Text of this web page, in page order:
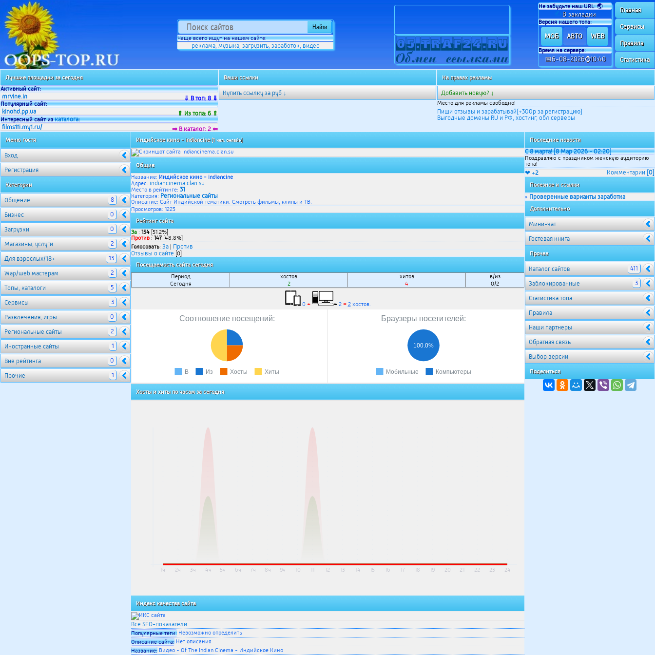
Чаще всего ищут на нашем сайте:
реклама, музыка, загрузить, заработок, видео
Не забудьте наш URL:🌏
✍ В закладки
Версия нашего топа:
МОБ АВТО WEB
Время на сервере:
📅6-08-2026⌚10:40
Главная
Сервисы
Правила
Статистика
Лучшие площадки за сегодня
Активный сайт:
mrvine.in ⇓ В топ: 8 ⇓
Популярный сайт:
kinohd.pp.ua ⇑ Из топа: 6 ⇑
Интересный сайт изкаталога:
films1ti.my1.ru/ ⇒ В каталог: 2 ⇐
Ваши ссылки
Купить ссылку за руб ↓
На правах рекламы
Добавить новую? ↓
Место для рекламы свободно!
Пиши отзывы и зарабатывай(+300р за регистрацию)
Выгодные домены RU и РФ, хостинг, обл.серверы
Меню гостя
Вход
Регистрация
Категории
Общение 8
Бизнес 0
Загрузки 0
Магазины, услуги 2
Для взрослых/18+ 13
Wap/web мастерам 2
Топы, каталоги 5
Сервисы 3
Развлечения, игры 0
Региональные сайты 2
Иностранные сайты 1
Вне рейтинга 0
Прочие 1
Индийское кино - indiancine [1 чел. онлайн]
Общие
Название: Индийское кино - indiancine
Адрес: indiancinema.clan.su
Место в рейтинге: 31
Категория: Региональные сайты
Описание: Сайт Индийской тематики. Смотреть фильмы, клипы и ТВ.
Просмотров: 1223
Рейтинг сайта
За : 154 [51.2%]
Против : 147 [48.8%]
Голосовать: За | Против
Отзывы о сайте [0]
Посещаемость сайта сегодня
Период
хостов хитов
в/из
Сегодня
2 4 0/2
0 + 2 = 2хостов.
Соотношение посещений:
В Из Хосты Хиты
100.0%
Браузеры посетителей:
Мобильные Компьютеры
Хосты и хиты по часам за сегодня
1ч 2ч 3ч 4ч 5ч 6ч 7ч 8ч 9ч 10 11 12 13 14 15 16 17 18 19 20 21 22 23 24
Индекс качества сайта
Все SEO-показатели
Популярные теги: Невозможно определить
Описание сайта: Нет описания
Название: Видео - Of The Indian Cinema - Индийское Кино
Последние новости
С 8 марта! [8 Мар 2026 - 02:20]
Поздравляю с праздником женскую аудиторию
топа!
Комментарии [0]
❤ +2
Полезное и ссылки
» Проверенные варианты заработка
Дополнительно
Мини-чат
Гостевая книга
Прочее
Каталог сайтов 411
Заблокированные 3
Cтатистика топа
Правила
Наши партнеры
Обратная связь
Выбор версии
Поделиться